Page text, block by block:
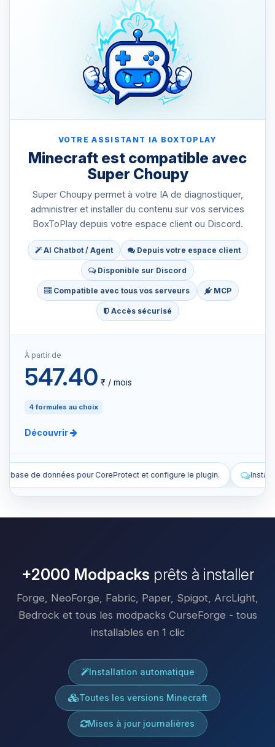
VOTRE ASSISTANT IA BOXTOPLAY
Minecraft est compatible avec
Super Choupy
Super Choupy permet à votre IA de diagnostiquer,
administrer et installer du contenu sur vos services
BoxToPlay depuis votre espace client ou Discord.
AI Chatbot / Agent Depuis votre espace client
Disponible sur Discord
Compatible avec tous vos serveurs MCP
Accès sécurisé
À partir de
547.40 ₹ / mois
4 formules au choix
Découvrir
configure le plugin. Installe des plugins pour améliorer mon
+2000 Modpacks prêts à installer
Forge, NeoForge, Fabric, Paper, Spigot, ArcLight,
Bedrock et tous les modpacks CurseForge - tous
installables en 1 clic
Installation automatique
Toutes les versions Minecraft
Mises à jour journalières